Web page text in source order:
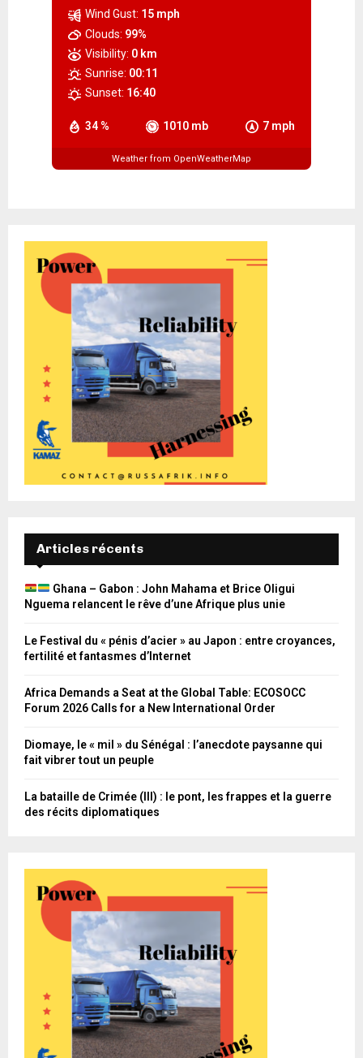
34 % 1010 mb 7 mph
Wind Gust: 15 mph
Clouds: 99%
Visibility: 0 km
Sunrise: 00:11
Sunset: 16:40
Weather from OpenWeatherMap
Articles récents
Ghana – Gabon : John Mahama et Brice Oligui
Nguema relancent le rêve d’une Afrique plus unie
Le Festival du « pénis d’acier » au Japon : entre croyances,
fertilité et fantasmes d’Internet
Africa Demands a Seat at the Global Table: ECOSOCC
Forum 2026 Calls for a New International Order
Diomaye, le « mil » du Sénégal : l’anecdote paysanne qui
fait vibrer tout un peuple
La bataille de Crimée (III) : le pont, les frappes et la guerre
des récits diplomatiques